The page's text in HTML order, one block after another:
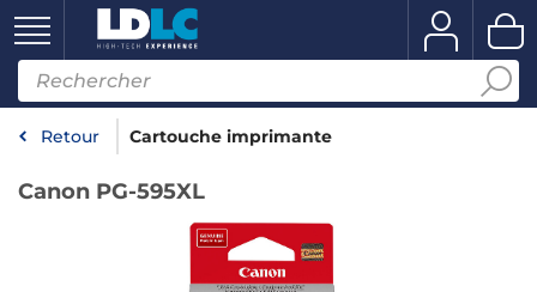
Retour Cartouche imprimante
Canon PG-595XL